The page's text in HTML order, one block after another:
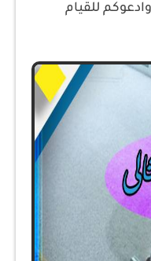
للقيام